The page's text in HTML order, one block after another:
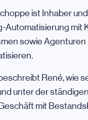
ist Inhaber
Automatisierung mit
sowie Agenturen
René, wie
unter der
mit